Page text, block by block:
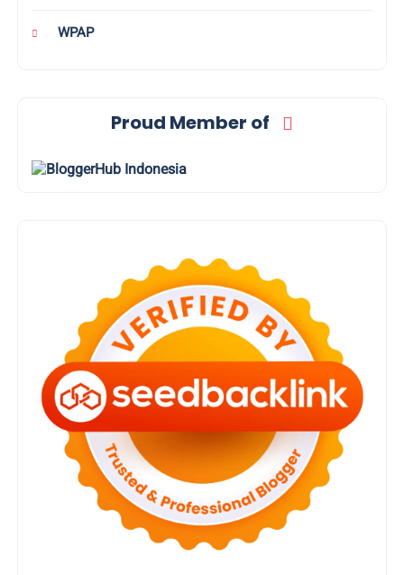
WPAP
Proud Member of